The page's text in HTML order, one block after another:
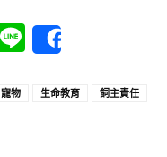
Line
寵物 生命教育 飼主責任